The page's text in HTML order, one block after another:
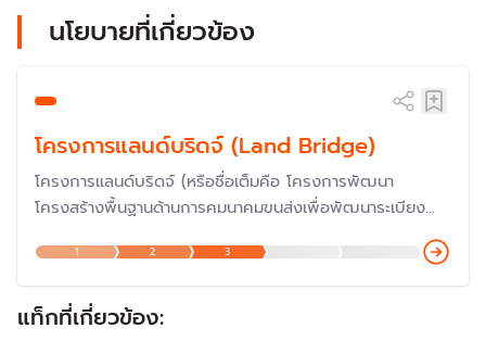
นโยบายที่เกี่ยวข้อง
โครงการแลนด์บริดจ์ (Land Bridge)
โครงการแลนด์บริดจ์ (หรือชื่อเต็มคือ โครงการพัฒนา
โครงสร้างพื้นฐานด้านการคมนาคมขนส่งเพื่อพัฒนาระเบียง
อันดามัน) เป็นโครงการพัฒนาโครงสร้างพื้นฐานและบริการด้าน
คมนาคม เชื่อมโยง 2 ท่าเรือ เพื่อส่งเสริมการขนส่งทางน้ำ และ
เพิ่มขีดความสามารถในการแข่งขันทางเศรษฐกิจ
1 2 3
แท็กที่เกี่ยวข้อง: